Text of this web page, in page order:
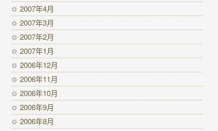
2007年4月
2007年3月
2007年2月
2007年1月
2006年12月
2006年11月
2006年10月
2006年9月
2006年8月